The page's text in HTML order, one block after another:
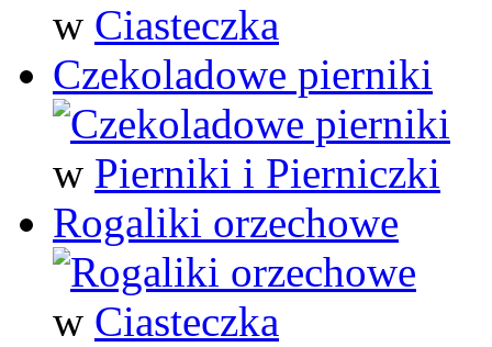
w Ciasteczka
Czekoladowe pierniki
w Pierniki i Pierniczki
Rogaliki orzechowe
w Ciasteczka